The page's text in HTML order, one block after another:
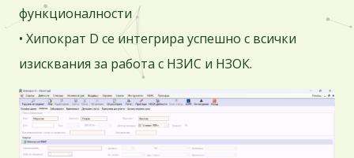
функционалности
• Хипократ D сe интегрира успешно с всички
изисквания за работа с НЗИС и НЗОК.